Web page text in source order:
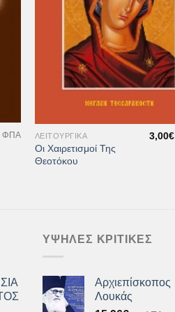
ΦΠΑ ΛΕΙΤΟΥΡΓΙΚΆ
Οι Χαιρετισμοί Της
Θεοτόκου
3,00€
ΥΨΗΛΈΣ ΚΡΙΤΙΚΈΣ
Αρχιεπίσκοπος
Λουκάς